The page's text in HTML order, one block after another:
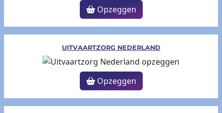
Opzeggen
UITVAARTZORG NEDERLAND
Opzeggen